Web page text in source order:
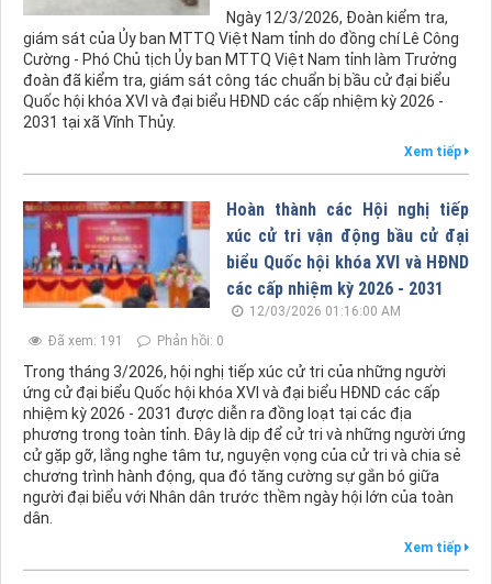
Ngày 12/3/2026, Đoàn kiểm tra,
giám sát của Ủy ban MTTQ Việt Nam tỉnh do đồng chí Lê Công
Cường - Phó Chủ tịch Ủy ban MTTQ Việt Nam tỉnh làm Trưởng
đoàn đã kiểm tra, giám sát công tác chuẩn bị bầu cử đại biểu
Quốc hội khóa XVI và đại biểu HĐND các cấp nhiệm kỳ 2026 -
2031 tại xã Vĩnh Thủy.
Xem tiếp
Hoàn thành các Hội nghị tiếp
xúc cử tri vận động bầu cử đại
biểu Quốc hội khóa XVI và HĐND
các cấp nhiệm kỳ 2026 - 2031
12/03/2026 01:16:00 AM
Đã xem: 191
Phản hồi: 0
Trong tháng 3/2026, hội nghị tiếp xúc cử tri của những người
ứng cử đại biểu Quốc hội khóa XVI và đại biểu HĐND các cấp
nhiệm kỳ 2026 - 2031 được diễn ra đồng loạt tại các địa
phương trong toàn tỉnh. Đây là dịp để cử tri và những người ứng
cử gặp gỡ, lắng nghe tâm tư, nguyện vọng của cử tri và chia sẻ
chương trình hành động, qua đó tăng cường sự gắn bó giữa
người đại biểu với Nhân dân trước thềm ngày hội lớn của toàn
dân.
Xem tiếp